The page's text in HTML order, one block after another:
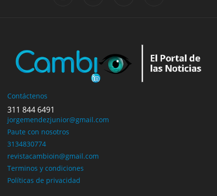
Contáctenos
311 844 6491
jorgemendezjunior@gmail.com
Paute con nosotros
3134830774
revistacambioin@gmail.com
Terminos y condiciones
Políticas de privacidad